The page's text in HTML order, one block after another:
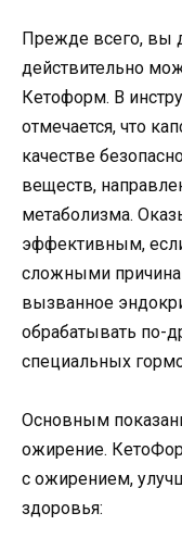
Прежде всего, вы
действительно
Кетоформ. В
отмечается, что
качестве
веществ,
метаболизма.
эффективным,
сложными
вызванное
обрабатывать по-
специальных
Основным
ожирение.
с ожирением,
здоровья: